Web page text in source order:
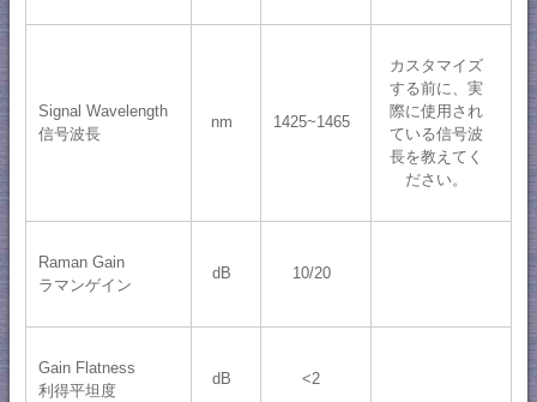
Signal Wavelength
信号波長
nm 1425~1465
カスタマイズ
する前に、実
際に使用され
ている信号波
長を教えてく
ださい。
Raman Gain
ラマンゲイン
dB 10/20
Gain Flatness
利得平坦度
dB <2